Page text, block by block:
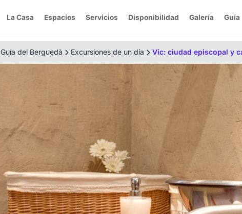
La Casa Espacios Servicios Disponibilidad Galería Guía
Guía del Berguedà Excursiones de un día